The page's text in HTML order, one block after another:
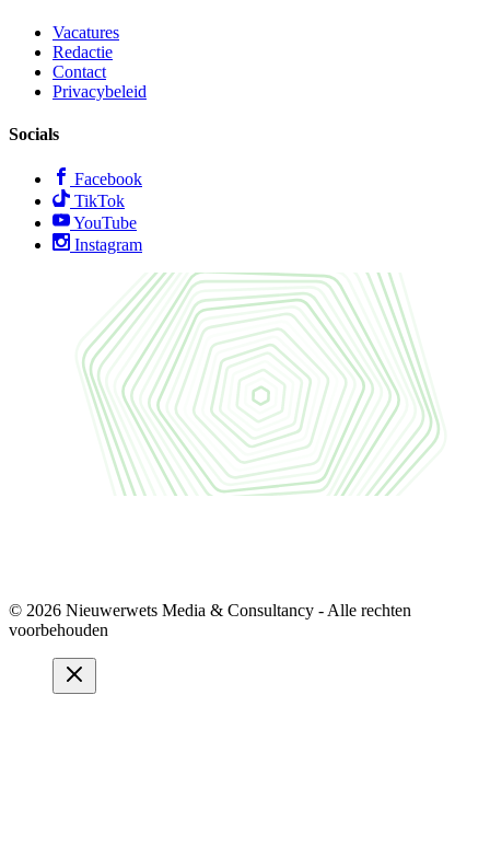
Vacatures
Redactie
Contact
Privacybeleid
Socials
Facebook
TikTok
YouTube
Instagram
© 2026 Nieuwerwets Media & Consultancy - Alle rechten
voorbehouden